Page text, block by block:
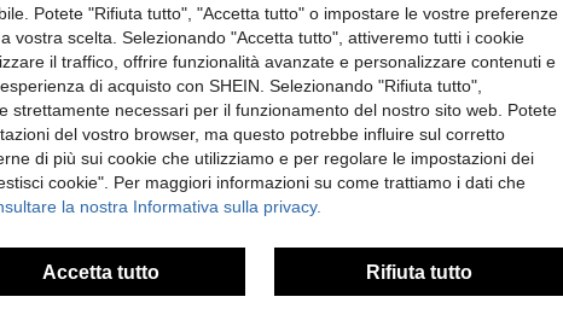
Risparmia 0.01€
Potete "Rifiuta tutto", "Accetta tutto" o impostare le vostre preferenze
vostra scelta. Selezionando "Accetta tutto", attiveremo tutti i cookie
il traffico, offrire funzionalità avanzate e personalizzare contenuti e
di acquisto con SHEIN. Selezionando "Rifiuta tutto",
strettamente necessari per il funzionamento del nostro sito web. Potete
del vostro browser, ma questo potrebbe influire sul corretto
di più sui cookie che utilizziamo e per regolare le impostazioni dei
cookie". Per maggiori informazioni su come trattiamo i dati che
la nostra Informativa sulla privacy.
Accetta tutto Rifiuta tutto